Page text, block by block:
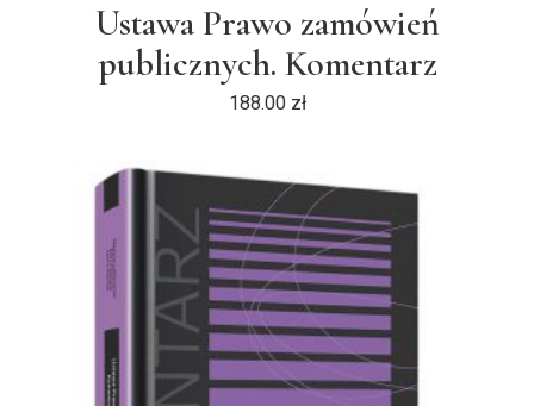
Ustawa Prawo zamówień
publicznych. Komentarz
188.00 zł